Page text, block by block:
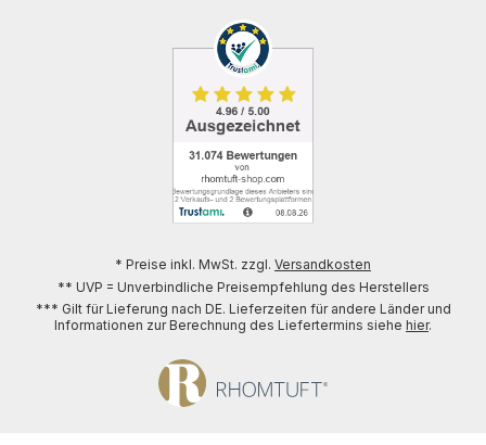
* Preise inkl. MwSt. zzgl. Versandkosten
** UVP = Unverbindliche Preisempfehlung des Herstellers
*** Gilt für Lieferung nach DE. Lieferzeiten für andere Länder und
Informationen zur Berechnung des Liefertermins siehe hier.